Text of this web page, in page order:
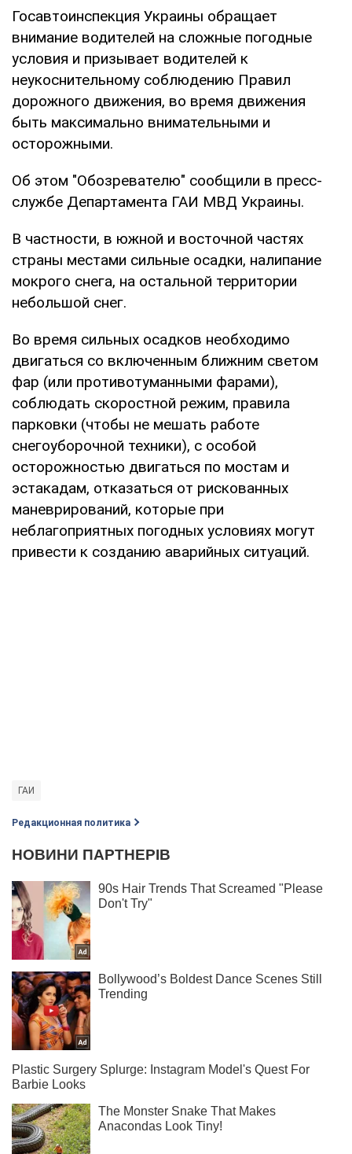
Госавтоинспекция Украины обращает
внимание водителей на сложные погодные
условия и призывает водителей к
неукоснительному соблюдению Правил
дорожного движения, во время движения
быть максимально внимательными и
осторожными.
Об этом "Обозревателю" сообщили в пресс-
службе Департамента ГАИ МВД Украины.
В частности, в южной и восточной частях
страны местами сильные осадки, налипание
мокрого снега, на остальной территории
небольшой снег.
Во время сильных осадков необходимо
двигаться со включенным ближним светом
фар (или противотуманными фарами),
соблюдать скоростной режим, правила
парковки (чтобы не мешать работе
снегоуборочной техники), с особой
осторожностью двигаться по мостам и
эстакадам, отказаться от рискованных
маневрирований, которые при
неблагоприятных погодных условиях могут
привести к созданию аварийных ситуаций.
ГАИ
Редакционная политика